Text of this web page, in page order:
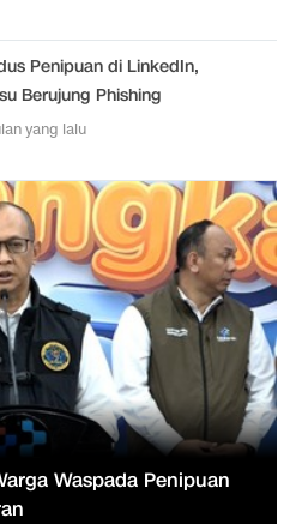
Penipuan di LinkedIn,
Berujung Phishing
yang lalu
Waspada Penipuan